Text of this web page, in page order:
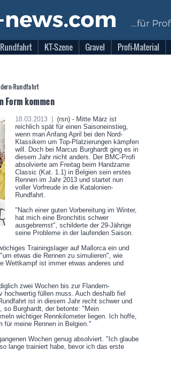
KT-Szene Gravel Profi-Material
Rundfahrt
kommen
18.03.2013 |
(rsn) - Mitte März ist
reichlich spät für einen Saisoneinstieg,
wenn man Anfang April bei den Nord-
Klassikern um Top-Platzierungen kämpfen
will. Doch bei Marcus Burghardt ging es in
diesem Jahr nicht anders. Der BMC-Profi
absolvierte am Freitag beim Handzame
Classic (Kat. 1.1) in Belgien sein erstes
Rennen im Jahr 2013 und startet nun
voller Vorfreude in die Katalonien-
Rundfahrt.
"Nach einer guten Vorbereitung im Winter,
hat mich eine Bronchitis schwer
ausgebremst", schilderte der 29-Jährige
seine Probleme in der laufenden Saison.
Trainingslager auf Mallorca ein und
etwas die Rennen zu simulieren", wie
Wettkampf ist immer etwas anderes und
zwei Wochen bis zur Flandern-
hochwertig füllen muss. Auch deshalb fiel
ist in diesem Jahr recht schwer und
so Burghardt, der betonte: "Mein
wichtiger Rennkilometer liegen. Ich hoffe,
für meine Rennen in Belgien."
Wochen genug absolviert. "Ich glaube
lange trainiert habe, bevor ich das erste